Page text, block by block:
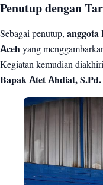
Penutup dengan
Sebagai penutup, anggota
Aceh yang
Kegiatan kemudian
Bapak Atet Ahdiat, S.Pd.